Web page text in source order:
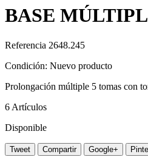
BASE
Referencia 2648.245
Condición: Nuevo producto
Prolongación múltiple 5 tomas con
6 Artículos
Disponible
Tweet Compartir Google+